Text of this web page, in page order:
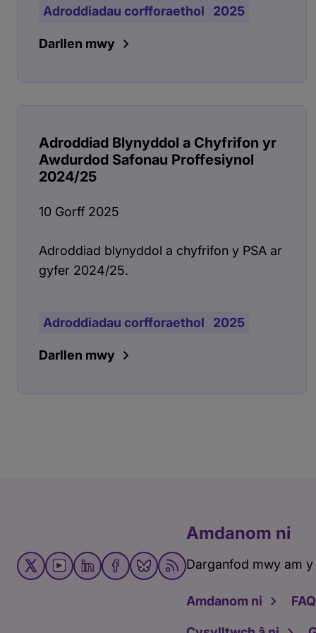
Adroddiadau corfforaethol 2025
Darllen mwy
Adroddiad Blynyddol a Chyfrifon yr
Awdurdod Safonau Proffesiynol
2024/25
10 Gorff 2025
Adroddiad blynyddol a chyfrifon y PSA ar
gyfer 2024/25.
Adroddiadau corfforaethol 2025
Darllen mwy
Amdanom ni
Darganfod mwy am y
Amdanom ni